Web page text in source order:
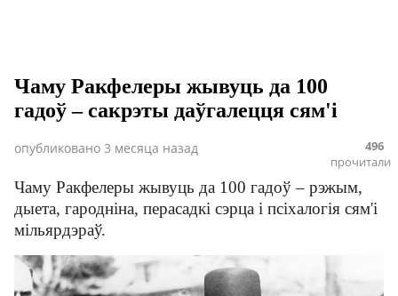
Чаму Ракфелеры жывуць да 100
гадоў – сакрэты даўгалецця сям'і
опубликовано 3 месяца назад
496
прочитали
Чаму Ракфелеры жывуць да 100 гадоў – рэжым,
дыета, гародніна, перасадкі сэрца і псіхалогія сям'і
мільярдэраў.